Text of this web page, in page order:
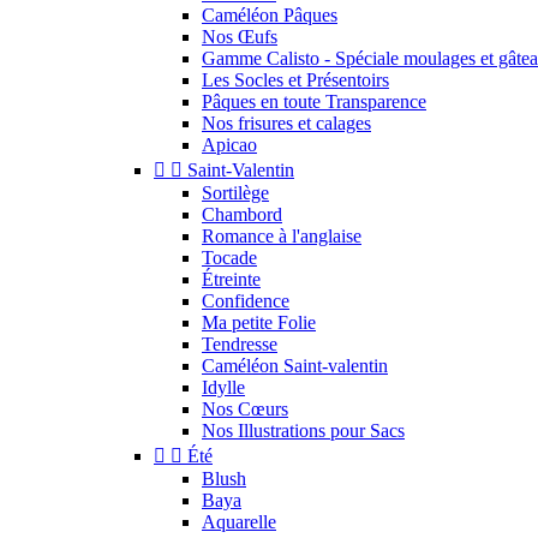
Caméléon Pâques
Nos Œufs
Gamme Calisto - Spéciale moulages et
Les Socles et Présentoirs
Pâques en toute Transparence
Nos frisures et calages
Apicao
  Saint-Valentin
Sortilège
Chambord
Romance à l'anglaise
Tocade
Étreinte
Confidence
Ma petite Folie
Tendresse
Caméléon Saint-valentin
Idylle
Nos Cœurs
Nos Illustrations pour Sacs
  Été
Blush
Baya
Aquarelle